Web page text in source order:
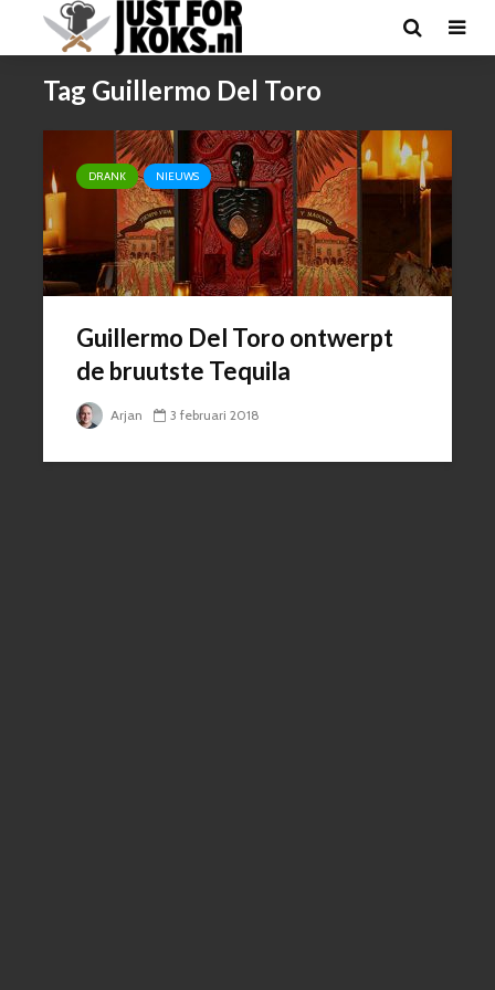
Tag Guillermo Del Toro
DRANK NIEUWS
Guillermo Del Toro ontwerpt
de bruutste Tequila
Arjan 3 februari 2018